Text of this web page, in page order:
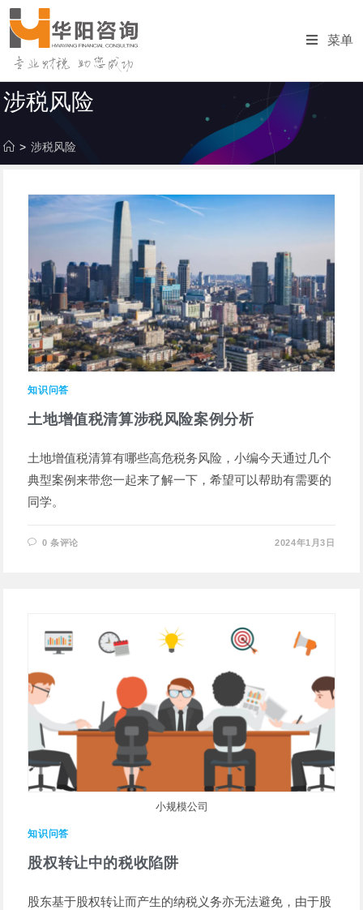
跳
转
至
容
菜单
涉税风险
> 涉税风险
知识问答
土地增值税清算涉税风险案例分析
土地增值税清算有哪些高危税务风险，小编今天通过几个
典型案例来带您一起来了解一下，希望可以帮助有需要的
同学。
0 条评论 2024年1月3日
小规模公司
知识问答
股权转让中的税收陷阱
股东基于股权转让而产生的纳税义务亦无法避免，由于股